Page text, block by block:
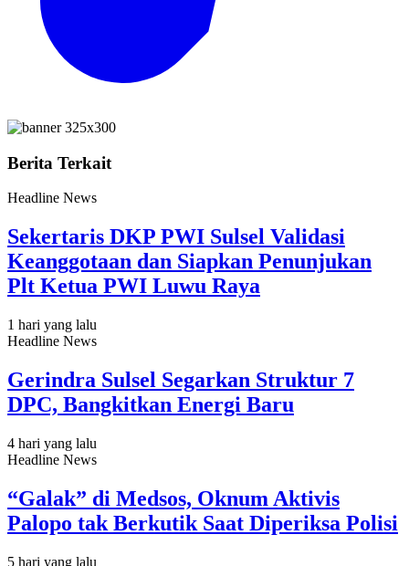
Berita Terkait
Headline News
Sekertaris DKP PWI Sulsel Validasi
Keanggotaan dan Siapkan Penunjukan
Plt Ketua PWI Luwu Raya
1 hari yang lalu
Headline News
Gerindra Sulsel Segarkan Struktur 7
DPC, Bangkitkan Energi Baru
4 hari yang lalu
Headline News
“Galak” di Medsos, Oknum Aktivis
Palopo tak Berkutik Saat Diperiksa Polisi
5 hari yang lalu